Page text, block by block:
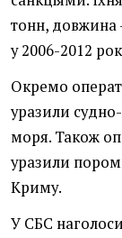
тонн, довжина
у 2006-2012
Окремо
уразили
моря. Також
уразили пором
Криму.
У СБС